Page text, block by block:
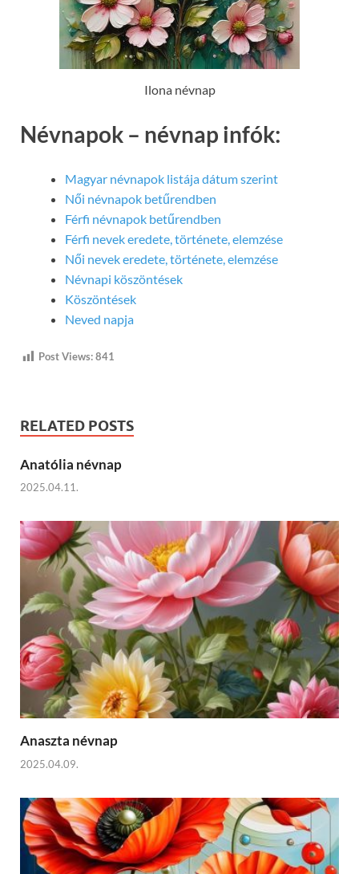
Ilona névnap
Névnapok – névnap infók:
Magyar névnapok listája dátum szerint
Női névnapok betűrendben
Férfi névnapok betűrendben
Férfi nevek eredete, története, elemzése
Női nevek eredete, története, elemzése
Névnapi köszöntések
Köszöntések
Neved napja
Post Views:841
RELATED POSTS
Anatólia névnap
2025.04.11.
Anaszta névnap
2025.04.09.